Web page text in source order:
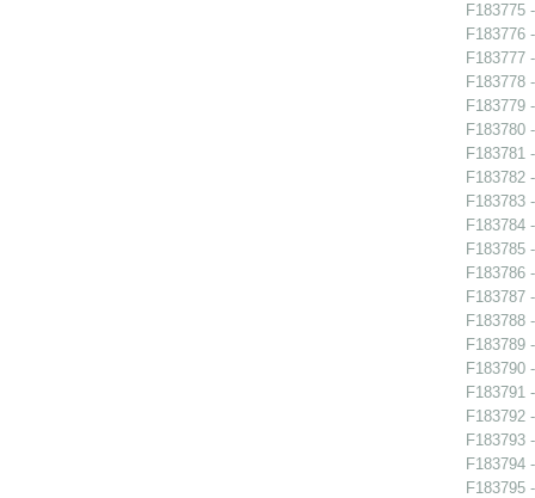
F183775
F183776
F183777
F183778
F183779
F183780
F183781
F183782
F183783
F183784
F183785
F183786
F183787
F183788
F183789
F183790
F183791
F183792
F183793
F183794
F183795